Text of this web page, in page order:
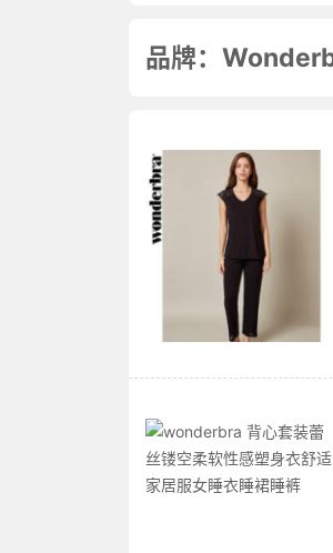
品牌：